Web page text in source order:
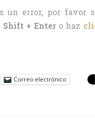
un error, por favor
Shift + Enter o haz
Correo electrónico